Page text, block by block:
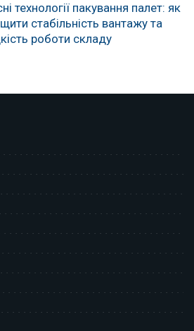
технології пакування палет: як
стабільність вантажу та
роботи складу